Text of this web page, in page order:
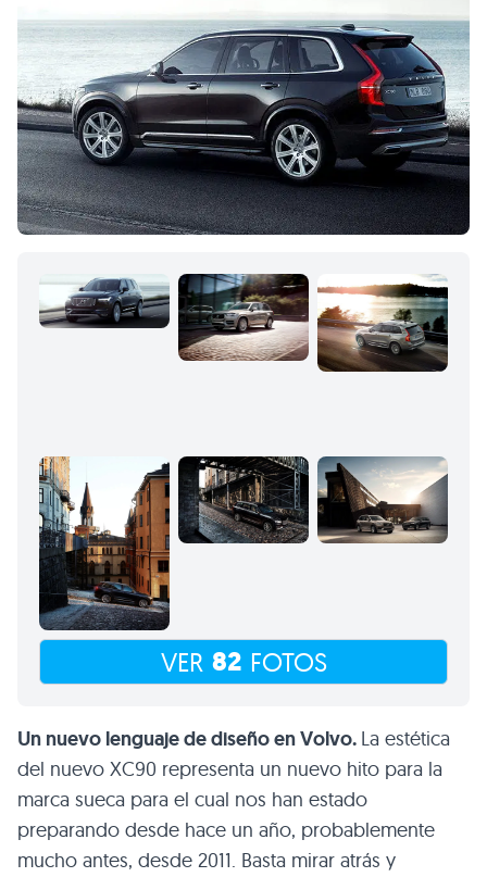
VER 82 FOTOS
Un nuevo lenguaje de diseño en Volvo. La estética
del nuevo XC90 representa un nuevo hito para la
marca sueca para el cual nos han estado
preparando desde hace un año, probablemente
mucho antes, desde 2011. Basta mirar atrás y